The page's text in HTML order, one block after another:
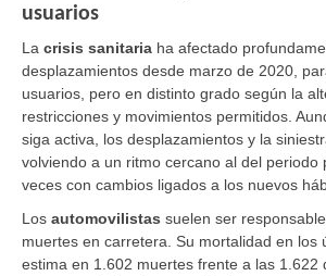
usuarios
La crisis sanitaria ha afectado
desplazamientos desde marzo de 2020,
usuarios, pero en distinto grado según la
restricciones y movimientos permitidos.
siga activa, los desplazamientos y la
volviendo a un ritmo cercano al del periodo
veces con cambios ligados a los nuevos
Los automovilistas suelen ser
muertes en carretera. Su mortalidad en los
estima en 1.602 muertes frente a las 1.622